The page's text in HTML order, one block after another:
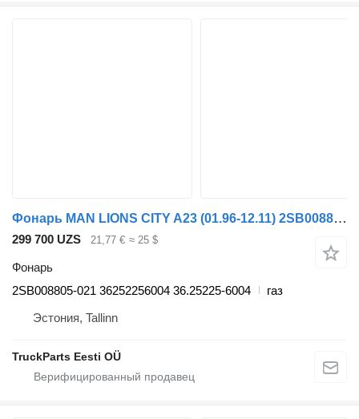
Фонарь MAN LIONS CITY A23 (01.96-12.11) 2SB008805-021 для автобуса MAN Lion's bus (1991-)
299 700 UZS 21,77 € ≈ 25 $
Фонарь
2SB008805-021 36252256004 36.25225-6004
газ
Эстония, Tallinn
TruckParts Eesti OÜ